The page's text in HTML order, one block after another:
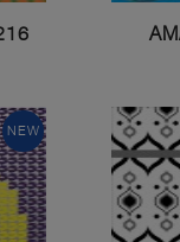
LOCK KEY
NEW